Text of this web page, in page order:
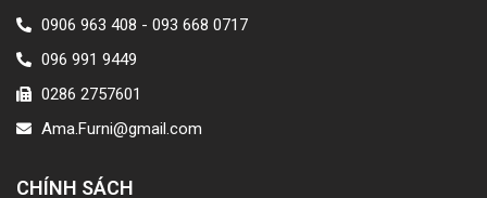
0906 963 408 - 093 668 0717
096 991 9449
0286 2757601
Ama.Furni@gmail.com
CHÍNH SÁCH